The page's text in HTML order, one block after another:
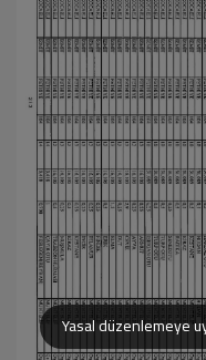
Yasal düzenlemeye